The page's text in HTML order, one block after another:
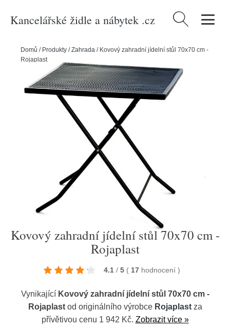
Kancelářské židle a nábytek .cz Vyhledávání
Domů / Produkty /Zahrada / Kovový zahradní jídelní stůl 70x70 cm -
Rojaplast
Kovový zahradní jídelní stůl 70x70 cm -
Rojaplast
4.1 / 5 ( 17 hodnocení )
Vynikající Kovový zahradní jídelní stůl 70x70 cm -
Rojaplastod originálního výrobce Rojaplastza
přívětivou cenu 1 942 Kč. Zobrazit více »